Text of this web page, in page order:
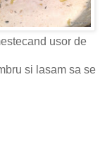
usor de
si lasam sa se